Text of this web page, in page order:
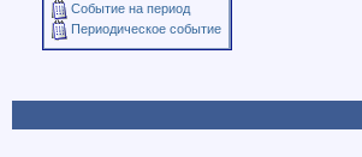
Событие на период
Периодическое событие